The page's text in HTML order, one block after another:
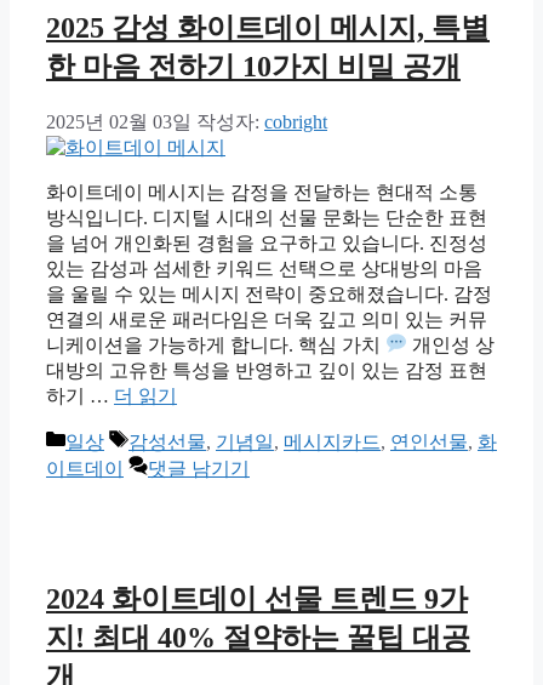
2025 감성 화이트데이 메시지, 특별
한 마음 전하기 10가지 비밀 공개
2025년 02월 03일 작성자: cobright
화이트데이 메시지는 감정을 전달하는 현대적 소통
방식입니다. 디지털 시대의 선물 문화는 단순한 표현
을 넘어 개인화된 경험을 요구하고 있습니다. 진정성
있는 감성과 섬세한 키워드 선택으로 상대방의 마음
을 울릴 수 있는 메시지 전략이 중요해졌습니다. 감정
연결의 새로운 패러다임은 더욱 깊고 의미 있는 커뮤
니케이션을 가능하게 합니다. 핵심 가치
개인성 상
대방의 고유한 특성을 반영하고 깊이 있는 감정 표현
하기 … 더 읽기
카
테
일상
태
그
감성선물, 기념일, 메시지카드, 연인선물, 화
이트데이
댓글 남기기
2024 화이트데이 선물 트렌드 9가
지! 최대 40% 절약하는 꿀팁 대공
개